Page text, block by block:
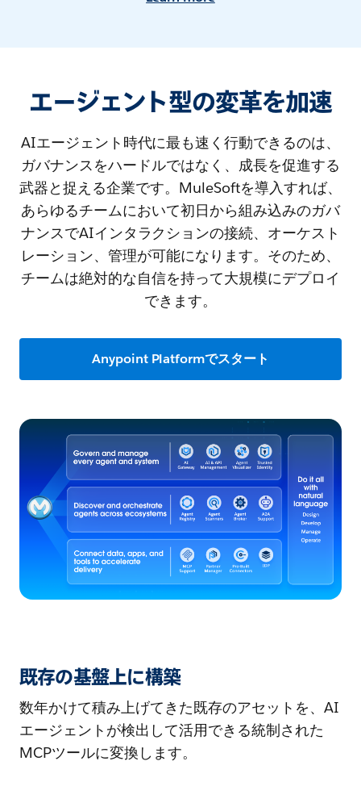
エージェント型の変革を加速
AIエージェント時代に最も速く行動できるのは、
ガバナンスをハードルではなく、成長を促進する
武器と捉える企業です。MuleSoftを導入すれば、
あらゆるチームにおいて初日から組み込みのガバ
ナンスでAIインタラクションの接続、オーケスト
レーション、管理が可能になります。そのため、
チームは絶対的な自信を持って大規模にデプロイ
できます。
Anypoint Platformでスタート
既存の基盤上に構築
数年かけて積み上げてきた既存のアセットを、AI
エージェントが検出して活用できる統制された
MCPツールに変換します。